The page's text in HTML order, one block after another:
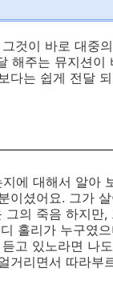
것이 바로 대중
해주는 뮤지션이
다는 쉽게 전달
에 대해서 알아
이셨어요. 그가
의 죽음 하지만
홀리가 누구였
고 있노라면 나
거리면서 따라부